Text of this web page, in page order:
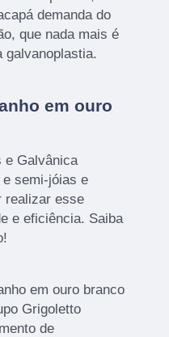
demanda do
que nada mais é
galvanoplastia.
em ouro
e Galvânica
semi-jóias e
realizar esse
e eficiência. Saiba
em ouro branco
Grigoletto
de